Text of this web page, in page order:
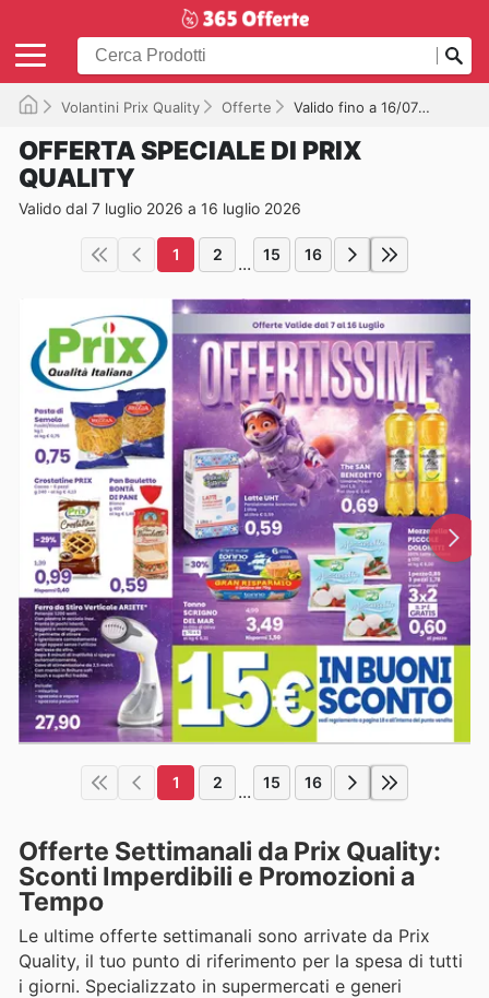
Volantini Prix Quality Offerte Valido fino a 16/07/2026
OFFERTA SPECIALE DI PRIX
QUALITY
Valido dal 7 luglio 2026 a 16 luglio 2026
1 2 ... 15 16
1 2 ... 15 16
Offerte Settimanali da Prix Quality:
Sconti Imperdibili e Promozioni a
Tempo
Le ultime offerte settimanali sono arrivate da Prix
Quality, il tuo punto di riferimento per la spesa di tutti
i giorni. Specializzato in supermercati e generi